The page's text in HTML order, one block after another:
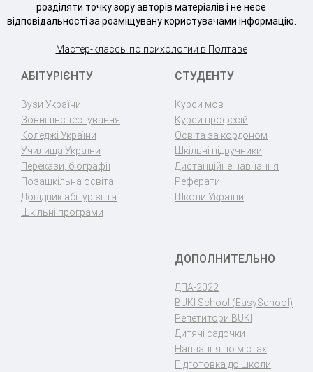
розділяти точку зору авторів матеріалів і не несе
відповідальності за розміщувану користувачами інформацію.
Мастер-классы по психологии в Полтаве
АБІТУРІЄНТУ
Вузи України
Зовнішнє тестування
Коледжі України
Училища України
Перекази, біографії
Позашкільна освіта
Довідник абітурієнта
Шкільні програми
СТУДЕНТУ
Курси мов
Курси професій
Освіта за кордоном
Шкільні підручники
Дистанційне навчання
Реферати
Школи України
ДОПОЛНИТЕЛЬНО
ДПА-2022
BUKI School (EasySchool)
Репетитори BUKI
Дитячі садочки
Навчання по містах
Підготовка до школи